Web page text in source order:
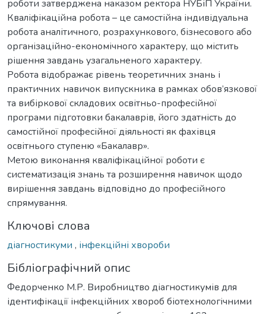
роботи затверджена наказом ректора НУБіП України.
Кваліфікаційна робота – це самостійна індивідуальна
робота аналітичного, розрахункового, бізнесового або
організаційно-економічного характеру, що містить
рішення завдань узагальненого характеру.
Робота відображає рівень теоретичних знань і
практичних навичок випускника в рамках обов’язкової
та вибіркової складових освітньо-професійної
програми підготовки бакалаврів, його здатність до
самостійної професійної діяльності як фахівця
освітнього ступеню «Бакалавр».
Метою виконання кваліфікаційної роботи є
систематизація знань та розширення навичок щодо
вирішення завдань відповідно до професійного
спрямування.
Ключові слова
діагностикуми , інфекційні хвороби
Бібліографічний опис
Федорченко М.Р. Виробництво діагностикумів для
ідентифікації інфекційних хвороб біотехнологічними